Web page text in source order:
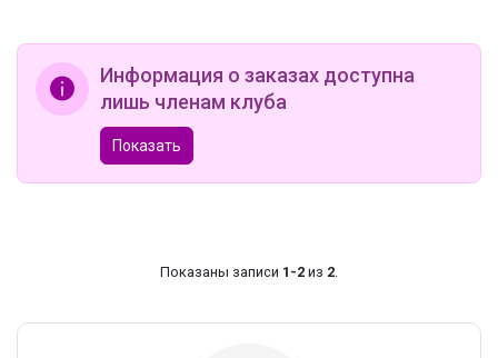
Информация о заказах доступна
лишь членам клуба
Показать
Показаны записи 1-2 из 2.